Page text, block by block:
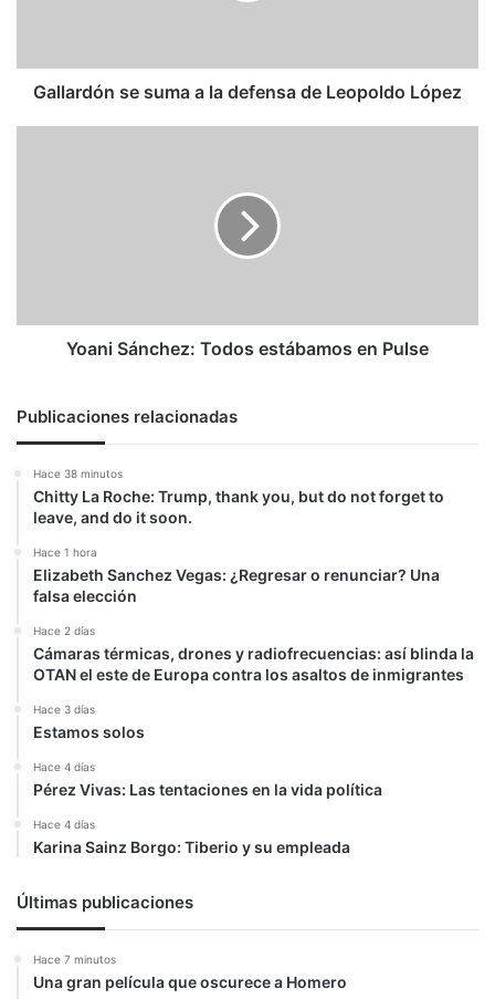
López
Gallardón se suma a la defensa de Leopoldo López
Yoani Sánchez: Todos estábamos en Pulse
Publicaciones relacionadas
Hace 38 minutos
Chitty La Roche: Trump, thank you, but do not forget to
leave, and do it soon.
Hace 1 hora
Elizabeth Sanchez Vegas: ¿Regresar o renunciar? Una
falsa elección
Hace 2 días
Cámaras térmicas, drones y radiofrecuencias: así blinda la
OTAN el este de Europa contra los asaltos de inmigrantes
Hace 3 días
Estamos solos
Hace 4 días
Pérez Vivas: Las tentaciones en la vida política
Hace 4 días
Karina Sainz Borgo: Tiberio y su empleada
Últimas publicaciones
Hace 7 minutos
Una gran película que oscurece a Homero